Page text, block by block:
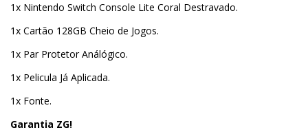
1x Nintendo Switch Console Lite Coral Destravado.
1x Cartão 128GB Cheio de Jogos.
1x Par Protetor Análógico.
1x Pelicula Já Aplicada.
1x Fonte.
Garantia ZG!